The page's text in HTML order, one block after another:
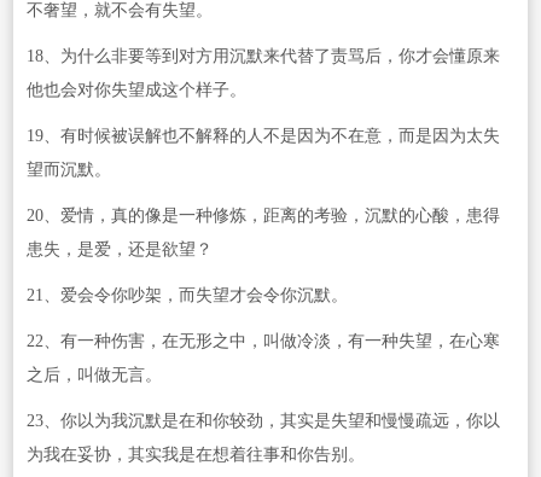
不奢望，就不会有失望。
18、为什么非要等到对方用沉默来代替了责骂后，你才会懂原来
他也会对你失望成这个样子。
19、有时候被误解也不解释的人不是因为不在意，而是因为太失
望而沉默。
20、爱情，真的像是一种修炼，距离的考验，沉默的心酸，患得
患失，是爱，还是欲望？
21、爱会令你吵架，而失望才会令你沉默。
22、有一种伤害，在无形之中，叫做冷淡，有一种失望，在心寒
之后，叫做无言。
23、你以为我沉默是在和你较劲，其实是失望和慢慢疏远，你以
为我在妥协，其实我是在想着往事和你告别。